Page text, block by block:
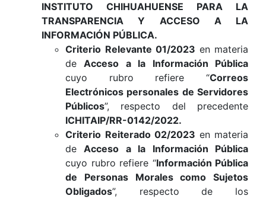
INSTITUTO CHIHUAHUENSE PARA LA
TRANSPARENCIA Y ACCESO A LA
INFORMACIÓN PÚBLICA.
Criterio Relevante 01/2023 en materia
deAcceso a la Información Pública
cuyo rubro refiere “Correos
Electrónicos personales de Servidores
Públicos”, respecto del precedente
ICHITAIP/RR-0142/2022.
Criterio Reiterado 02/2023 en materia
deAcceso a la Información Pública
cuyo rubro refiere “Información Pública
de Personas Morales como Sujetos
Obligados”, respecto de los